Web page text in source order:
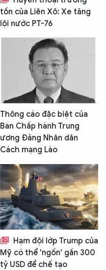
tồn của Liên Xô: Xe tăng
lội nước PT-76
Thông cáo đặc biệt của
Ban Chấp hành Trung
ương Đảng Nhân dân
Cách mạng Lào
Hạm đội lớp Trump của
Mỹ có thể 'ngốn' gần 300
tỷ USD để chế tạo